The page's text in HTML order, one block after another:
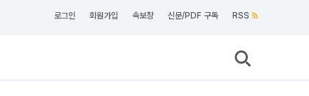
로그인 회원가입 속보창 신문/PDF 구독 RSS